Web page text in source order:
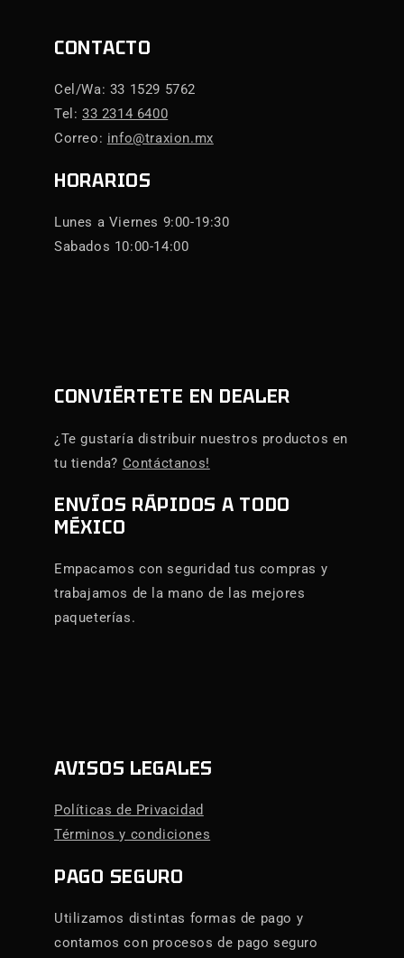
CONTACTO
Cel/Wa: 33 1529 5762
Tel:33 2314 6400
Correo: info@traxion.mx
HORARIOS
Lunes a Viernes 9:00-19:30
Sabados 10:00-14:00
CONVIÉRTETE EN DEALER
¿Te gustaría distribuir nuestros productos en
tu tienda? Contáctanos!
ENVÍOS RÁPIDOS A TODO
MÉXICO
Empacamos con seguridad tus compras y
trabajamos de la mano de las mejores
paqueterías.
AVISOS LEGALES
Políticas de Privacidad
Términos y condiciones
PAGO SEGURO
Utilizamos distintas formas de pago y
contamos con procesos de pago seguro